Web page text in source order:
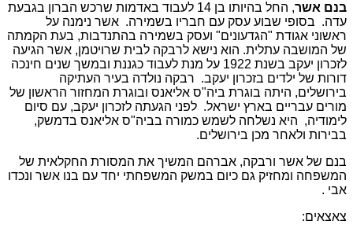
בנם אשר
, החל בהיותו בן 14 לעבוד באדמות שרכש הברון בגבעת
עדה. בסופי שבוע עסק עם חבריו בשמירה. אשר נימנה על
ראשוני אגודת "הגדעונים" ועסק בשמירה בהתנדבות, בעת הקמתה
של המושבה עתלית. הוא נישא לרבקה לבית שרויטמן, אשר הגיעה
לזכרון יעקב בשנת 1922 על מנת לעבוד כגננת ובמשך שנים חינכה
דורות של ילדים בזכרון יעקב. רבקה נולדה בעיר העתיקה
בירושלים, היתה בוגרת ביה"ס אליאנס ובוגרת המחזור הראשון של
מורים עבריים בארץ ישראל. לפני הגעתה לזכרון יעקב, עם סיום
לימודיה, היא נשלחה לשמש כמורה בביה"ס אליאנס בדמשק,
בבירות ולאחר מכן בירושלים.
בנם של אשר ורבקה, אברהם המשיך את המסורת החקלאית של
המשפחה ומחזיק גם כיום במשק המשפחתי יחד עם בנו אשר ונכדו
אבי .
צאצאים: